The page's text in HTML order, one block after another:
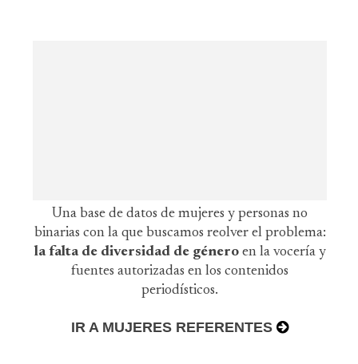
Una base de datos de mujeres y personas no
binarias con la que buscamos reolver el problema:
la falta de diversidad de género en la vocería y
fuentes autorizadas en los contenidos
periodísticos.
IR A MUJERES REFERENTES